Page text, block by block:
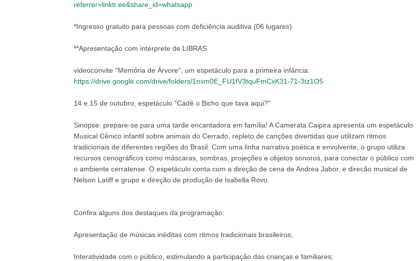
referrer=linktr.ee&share_id=whatsapp
*Ingresso gratuito para pessoas com deficiência auditiva (06 lugares)
**Apresentação com intérprete de LIBRAS
videoconvite "Memória de Árvore", um espetáculo para a primeira infância:
https://drive.google.com/drive/folders/1nxm0E_FU1fV3tquFmCxK31-71-3tz1O5
14 e 15 de outubro, espetáculo "Cadê o Bicho que tava aqui?"
Sinopse: prepare-se para uma tarde encantadora em família! A Camerata Caipira apresenta um espetáculo
Musical Cênico infantil sobre animais do Cerrado, repleto de canções divertidas que utilizam ritmos
tradicionais de diferentes regiões do Brasil. Com uma linha narrativa poética e envolvente, o grupo utiliza
recursos cenográficos como máscaras, sombras, projeções e objetos sonoros, para conectar o público com
o ambiente cerratense. O espetáculo conta com a direção de cena de Andrea Jabor, e direcão musical de
Nelson Latiff e grupo e direção de produção de Isabella Rovo.
Confira alguns dos destaques da programação:
Apresentação de músicas inéditas com ritmos tradicionais brasileiros;
Interatividade com o público, estimulando a participação das crianças e familiares;